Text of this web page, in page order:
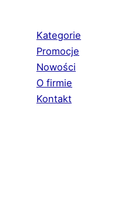
Kategorie
Promocje
Nowości
O firmie
Kontakt